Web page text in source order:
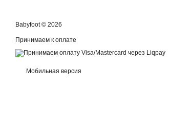
Babyfoot © 2026
Принимаем к оплате
Мобильная версия